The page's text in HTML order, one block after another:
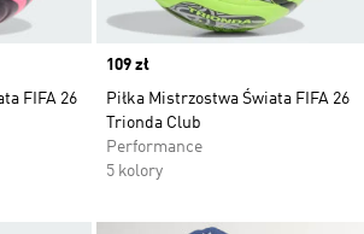
FIFA 26
Price
109 zł
Piłka Mistrzostwa Świata FIFA 26
Trionda Club
Performance
5 kolory